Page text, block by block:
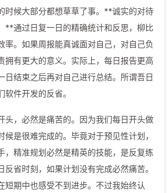
时候大部分都想草草了事。**诚实的对待
**通过日复一日的精确统计和反思，柳比
率。如果周报能真诚面对自己，对自己负
拥有更大的意义。实际上，每日报告更高
日结束之后再对自己进行总结。所谓吾日
件开发的反省。
头，必然是痛苦的。因为我们每日开头做
候是很难完成的。毕竟对于预见性计划，
，精准规划必然是精英的技能，是反复练
反省时刻，如果计划没有完成必然痛苦。
短期中也感受不到进步。不过我始终认